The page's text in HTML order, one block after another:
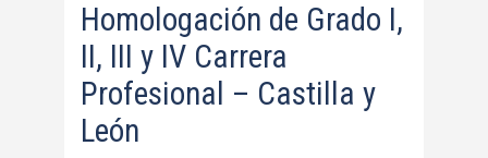
Homologación de Grado I,
II, III y IV Carrera
Profesional – Castilla y
León